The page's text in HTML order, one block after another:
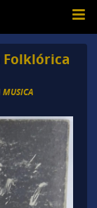
Folklórica
MUSICA